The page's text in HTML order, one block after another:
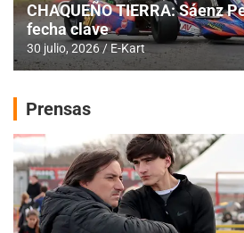
CHAQUEÑO TIERRA: Sáenz
fecha clave
30 julio, 2026 E-Kart
Prensas